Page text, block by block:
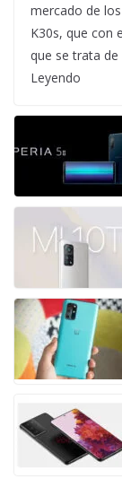
mercado de
K30s, que con
que se trata
Leyendo